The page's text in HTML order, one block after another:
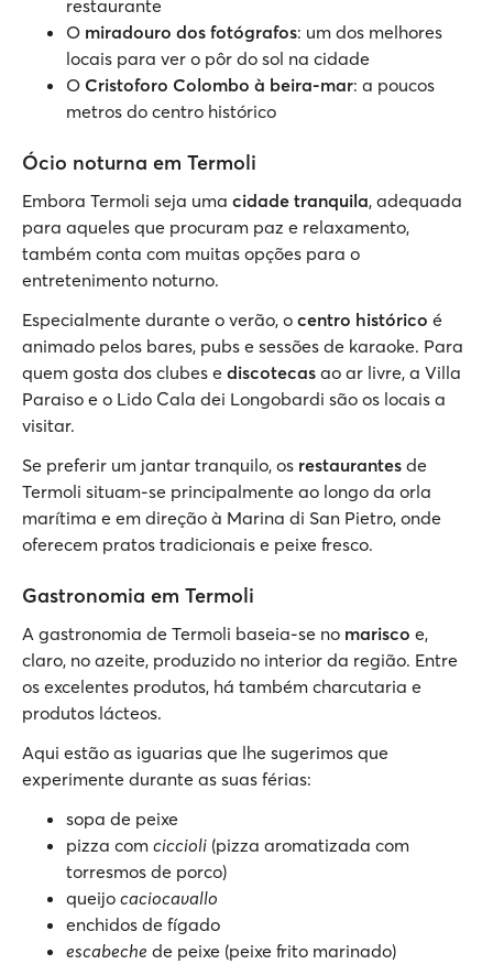
restaurante
O miradouro dos fotógrafos: um dos melhores
locais para ver o pôr do sol na cidade
O Cristoforo Colombo à beira-mar: a poucos
metros do centro histórico
Ócio noturna em Termoli
Embora Termoli seja uma cidade tranquila, adequada
para aqueles que procuram paz e relaxamento,
também conta com muitas opções para o
entretenimento noturno.
Especialmente durante o verão, o centro histórico é
animado pelos bares, pubs e sessões de karaoke. Para
quem gosta dos clubes e discotecas ao ar livre, a Villa
Paraiso e o Lido Cala dei Longobardi são os locais a
visitar.
Se preferir um jantar tranquilo, os restaurantes de
Termoli situam-se principalmente ao longo da orla
marítima e em direção à Marina di San Pietro, onde
oferecem pratos tradicionais e peixe fresco.
Gastronomia em Termoli
A gastronomia de Termoli baseia-se no marisco e,
claro, no azeite, produzido no interior da região. Entre
os excelentes produtos, há também charcutaria e
produtos lácteos.
Aqui estão as iguarias que lhe sugerimos que
experimente durante as suas férias:
sopa de peixe
pizza com ciccioli (pizza aromatizada com
torresmos de porco)
queijo caciocavallo
enchidos de fígado
escabeche de peixe (peixe frito marinado)